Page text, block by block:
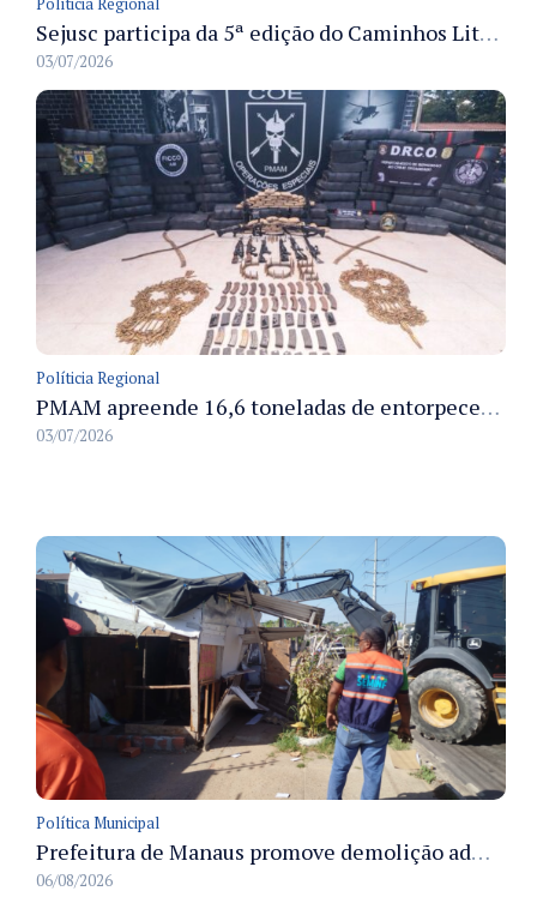
Sejusc participa da 5ª edição do Caminhos Literários com foco na cultura hip-hop nas unidades socioeducativas
03/07/2026
Políticia Regional
PMAM apreende 16,6 toneladas de entorpecentes e registra aumento nas prisões em flagrante e nas capturas de foragidos no primeiro semestre de 2026
03/07/2026
Política Municipal
Prefeitura de Manaus promove demolição administrativa de cinco estruturas que ocupavam calçada pública
06/08/2026